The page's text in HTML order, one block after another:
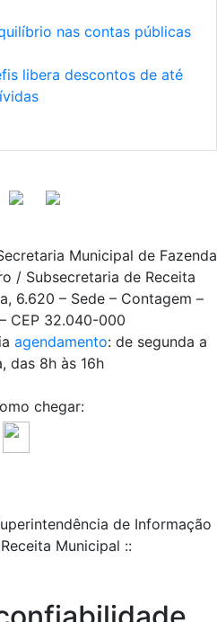
nas contas públicas
libera descontos de até
Municipal de Fazenda
/ Subsecretaria de Receita
6.620 – Sede – Contagem –
CEP 32.040-000
agendamento: de segunda a
das 8h às 16h
chegar:
de Informação
Municipal ::